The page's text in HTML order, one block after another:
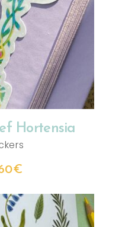
AU PANIER
Hortensia
€